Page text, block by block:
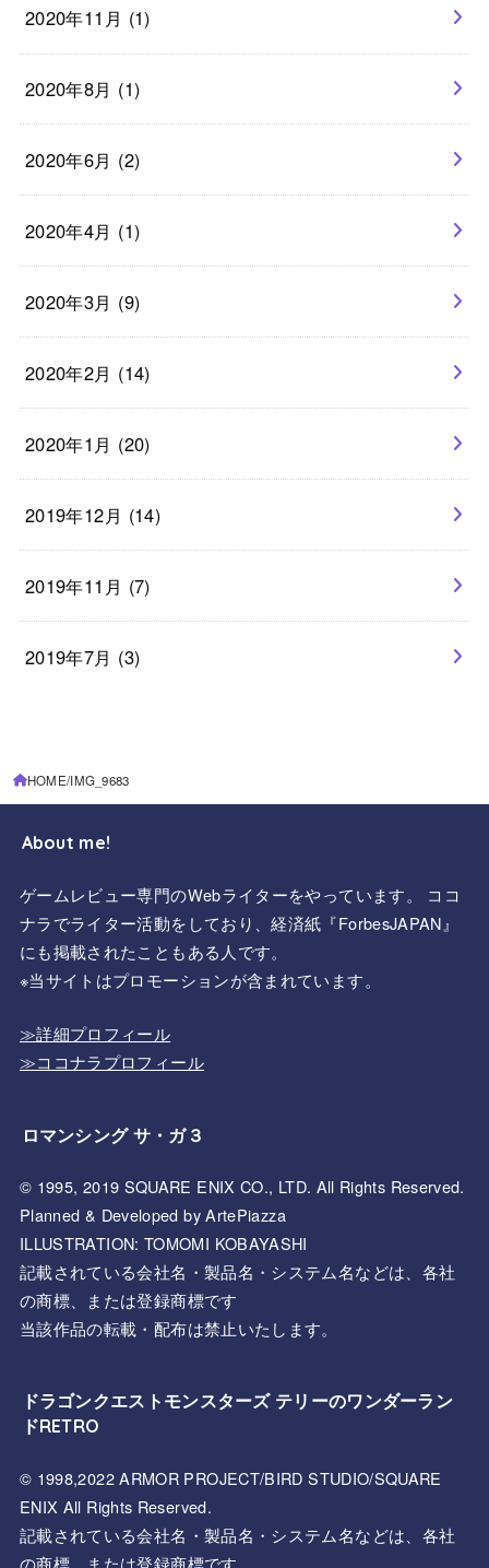
2020年11月 (1)
2020年8月 (1)
2020年6月 (2)
2020年4月 (1)
2020年3月 (9)
2020年2月 (14)
2020年1月 (20)
2019年12月 (14)
2019年11月 (7)
2019年7月 (3)
HOME IMG_9683
About me!
ゲームレビュー専門のWebライターをやっています。 ココ
ナラでライター活動をしており、経済紙『ForbesJAPAN』
にも掲載されたこともある人です。
※当サイトはプロモーションが含まれています。
≫詳細プロフィール
≫ココナラプロフィール
ロマンシング サ・ガ３
© 1995, 2019 SQUARE ENIX CO., LTD. All Rights Reserved.
Planned & Developed by ArtePiazza
ILLUSTRATION: TOMOMI KOBAYASHI
記載されている会社名・製品名・システム名などは、各社
の商標、または登録商標です
当該作品の転載・配布は禁止いたします。
ドラゴンクエストモンスターズ テリーのワンダーラン
ドRETRO
© 1998,2022 ARMOR PROJECT/BIRD STUDIO/SQUARE
ENIX All Rights Reserved.
記載されている会社名・製品名・システム名などは、各社
の商標、または登録商標です